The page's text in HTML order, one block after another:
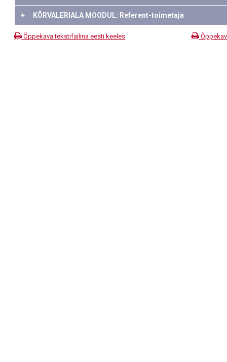
+ KÕRVALERIALA MOODUL: Referent-toimetaja
Õppekava tekstifailina eesti keeles